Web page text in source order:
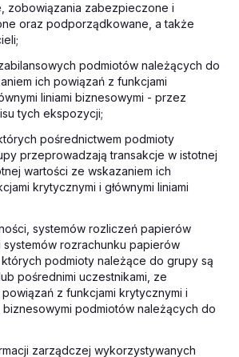
zobowiązania zabezpieczone i
oraz podporządkowane, a także
podmiotów należących do
ich powiązań z funkcjami
liniami biznesowymi - przez
tych ekspozycji;
pośrednictwem podmioty
przeprowadzają transakcje w istotnej
wartości ze wskazaniem ich
krytycznymi i głównymi liniami
systemów rozliczeń papierów
rozrachunku papierów
podmioty należące do grupy są
pośrednimi uczestnikami, ze
z funkcjami krytycznymi i
biznesowymi podmiotów należących do
zarządczej wykorzystywanych